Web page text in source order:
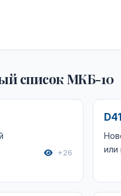
список МКБ-10
+26
или